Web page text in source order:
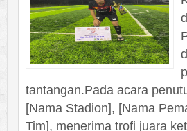
tantangan.Pada acara
[Nama Stadion], [Nama
Tim], menerima trofi juara